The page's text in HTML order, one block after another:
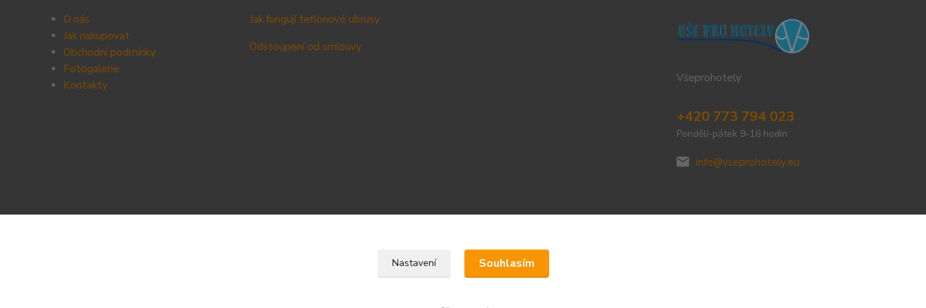
O nás
Jak nakupovat
Obchodní podmínky
Fotogalerie
Kontakty
Jak fungují teflonové ubrusy
Odstoupení od smlouvy
Všeprohotely
+420 773 794 023
Pondělí-pátek 9-16 hodin
info@vseprohotely.eu
Upravit sběr cookies.
Nastavení Souhlasím